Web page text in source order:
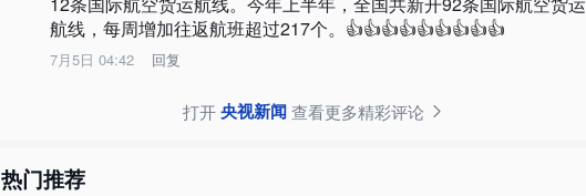
航线，每周增加往返航班超过217个。👍👍👍👍👍👍👍👍👍
7月5日 04:42 回复
打开央视新闻查看更多精彩评论
热门推荐